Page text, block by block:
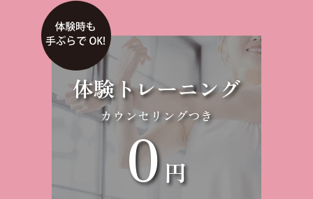
体験トレーニング
カウンセリングつき
0円